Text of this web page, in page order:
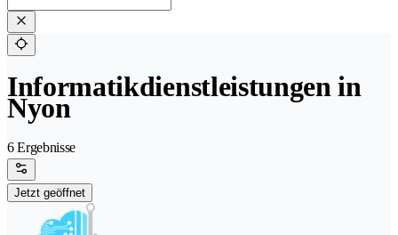
Informatikdienstleistungen in
Nyon
6 Ergebnisse
Jetzt geöffnet